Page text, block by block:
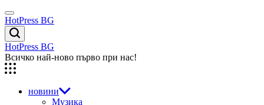
Skip
to
content
Menu
HotPress BG
Търсене
HotPress BG
Всичко най-ново първо при нас!
новини
Музика